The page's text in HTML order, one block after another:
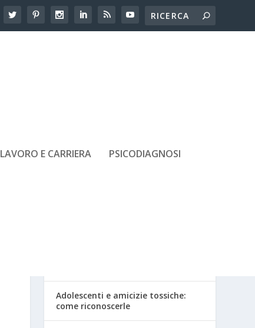
LAVORO E CARRIERA PSICODIAGNOSI
Adolescenti e amicizie tossiche:
come riconoscerle